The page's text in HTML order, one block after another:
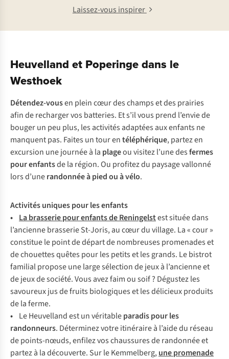
Laissez-vous inspirer
Heuvelland et Poperinge dans le
Westhoek
Détendez-vousen plein cœur des champs et des prairies
afin de recharger vos batteries. Et s’il vous prend l’envie de
bouger un peu plus, les activités adaptées aux enfants ne
manquent pas. Faites un tour entéléphérique, partez en
excursion une journée à la plageou visitez l’une desfermes
pour enfantsde la région. Ou profitez du paysage vallonné
lors d’unerandonnée à pied ou à vélo.
Activités uniques pour les enfants
• La brasserie pour enfants de Reningelstest située dans
l’ancienne brasserie St-Joris, au cœur du village. La « cour »
constitue le point de départ de nombreuses promenades et
de chouettes quêtes pour les petits et les grands. Le bistrot
familial propose une large sélection de jeux à l’ancienne et
de jeux de société. Vous avez faim ou soif ? Dégustez les
savoureux jus de fruits biologiques et les délicieux produits
de la ferme.
• Le Heuvelland est un véritableparadis pour les
randonneurs. Déterminez votre itinéraire à l’aide du réseau
de points-nœuds, enfilez vos chaussures de randonnée et
partez à la découverte. Sur le Kemmelberg,une promenade